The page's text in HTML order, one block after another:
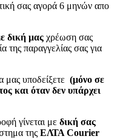
σας αγορά 6 μηνών απο
δική μας χρέωση σας
της παραγγελίας σας για
μας υποδείξετε (μόνο σε
και όταν δεν υπάρχει
γίνεται με δική σας
της ΕΛΤΑ Courier